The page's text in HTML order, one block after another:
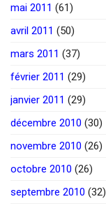
mai 2011 (61)
avril 2011 (50)
mars 2011 (37)
février 2011 (29)
janvier 2011 (29)
décembre 2010 (30)
novembre 2010 (26)
octobre 2010 (26)
septembre 2010 (32)